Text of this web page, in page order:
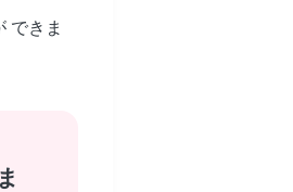
できま